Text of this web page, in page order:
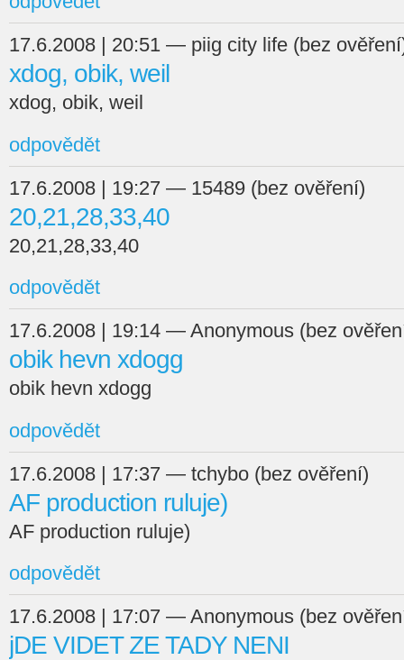
17.6.2008 | 20:51 — piig city life (bez
xdog, obik, weil
xdog, obik, weil
odpovědět
17.6.2008 | 19:27 — 15489 (bez ověření)
20,21,28,33,40
20,21,28,33,40
odpovědět
17.6.2008 | 19:14 — Anonymous (bez
obik hevn xdogg
obik hevn xdogg
odpovědět
17.6.2008 | 17:37 — tchybo (bez ověření)
AF production ruluje)
AF production ruluje)
odpovědět
17.6.2008 | 17:07 — Anonymous (bez
jDE VIDET ZE TADY NENI